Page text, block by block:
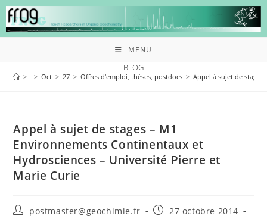
MENU
BLOG
> > Oct > 27 > Offres d'emploi, thèses, postdocs > Appel à sujet de
Appel à sujet de stages – M1
Environnements Continentaux et
Hydrosciences – Université Pierre et
Marie Curie
postmaster@geochimie.fr
27 octobre 2014